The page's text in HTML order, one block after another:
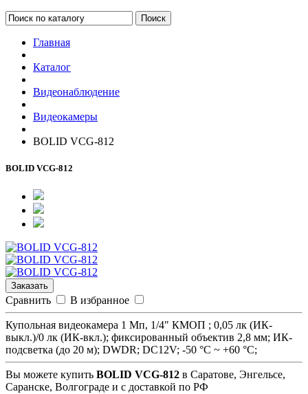
Поиск
Главная
Каталог
Видеонаблюдение
Видеокамеры
BOLID VCG-812
BOLID VCG-812
Заказать
Сравнить В избранное
Купольная видеокамера 1 Мп, 1/4" КМОП ; 0,05 лк (ИК-
выкл.)/0 лк (ИК-вкл.); фиксированный объектив 2,8 мм; ИК-
подсветка (до 20 м); DWDR; DC12V; -50 °C ~ +60 °C;
Вы можете купить BOLID VCG-812 в Саратове, Энгельсе,
Саранске, Волгограде и с доставкой по РФ